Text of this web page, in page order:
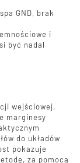
GND, brak
i
być nadal
wejściowej,
marginesy
do układów
pokazuje
za pomocą